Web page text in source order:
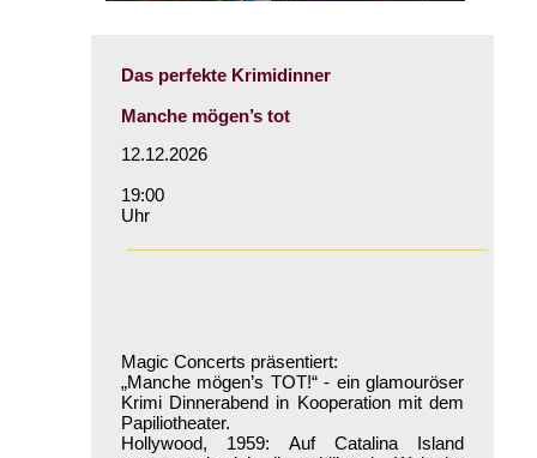
Das perfekte Krimidinner
Manche mögen’s tot
12.12.2026
19:00
Uhr
Magic Concerts präsentiert:
„Manche mögen’s TOT!“ - ein glamouröser
Krimi Dinnerabend in Kooperation mit dem
Papiliotheater.
Hollywood, 1959: Auf Catalina Island